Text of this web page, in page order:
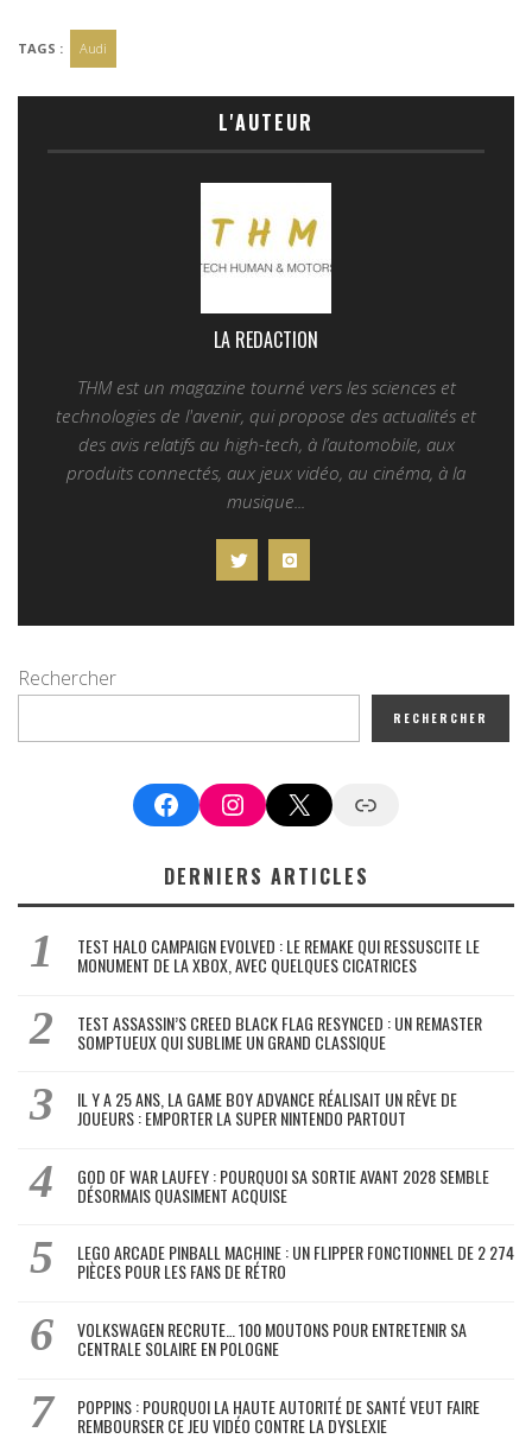
TAGS : Audi
L'AUTEUR
LA REDACTION
THM est un magazine tourné vers les sciences et
technologies de l'avenir, qui propose des actualités et
des avis relatifs au high-tech, à l’automobile, aux
produits connectés, aux jeux vidéo, au cinéma, à la
musique...
Rechercher
RECHERCHER
FacebookInstagram
X Google News
DERNIERS ARTICLES
TEST HALO CAMPAIGN EVOLVED : LE REMAKE QUI RESSUSCITE LE
MONUMENT DE LA XBOX, AVEC QUELQUES CICATRICES
TEST ASSASSIN’S CREED BLACK FLAG RESYNCED : UN REMASTER
SOMPTUEUX QUI SUBLIME UN GRAND CLASSIQUE
IL Y A 25 ANS, LA GAME BOY ADVANCE RÉALISAIT UN RÊVE DE
JOUEURS : EMPORTER LA SUPER NINTENDO PARTOUT
GOD OF WAR LAUFEY : POURQUOI SA SORTIE AVANT 2028 SEMBLE
DÉSORMAIS QUASIMENT ACQUISE
LEGO ARCADE PINBALL MACHINE : UN FLIPPER FONCTIONNEL DE 2 274
PIÈCES POUR LES FANS DE RÉTRO
VOLKSWAGEN RECRUTE… 100 MOUTONS POUR ENTRETENIR SA
CENTRALE SOLAIRE EN POLOGNE
POPPINS : POURQUOI LA HAUTE AUTORITÉ DE SANTÉ VEUT FAIRE
REMBOURSER CE JEU VIDÉO CONTRE LA DYSLEXIE